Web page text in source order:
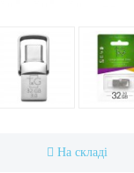
На складі